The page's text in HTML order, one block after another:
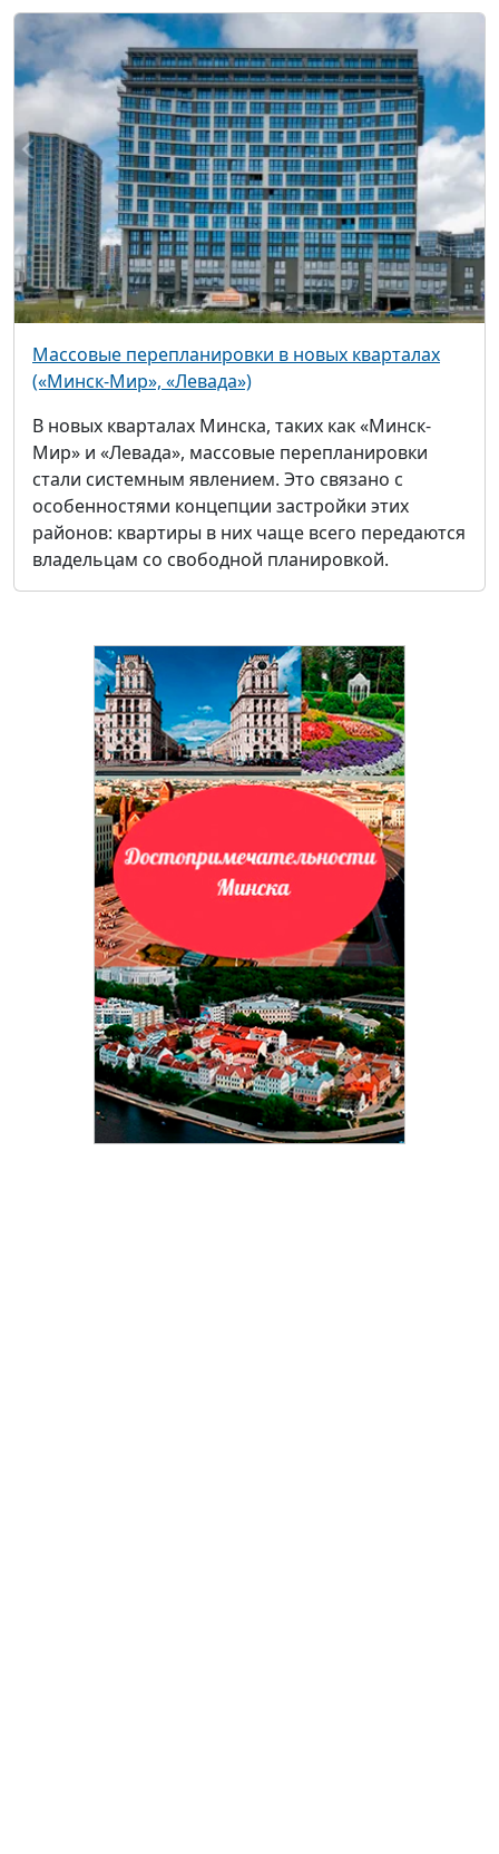
Массовые перепланировки в новых кварталах
(«Минск-Мир», «Левада»)
В новых кварталах Минска, таких как «Минск-
Мир» и «Левада», массовые перепланировки
стали системным явлением. Это связано с
особенностями концепции застройки этих
районов: квартиры в них чаще всего передаются
владельцам со свободной планировкой.